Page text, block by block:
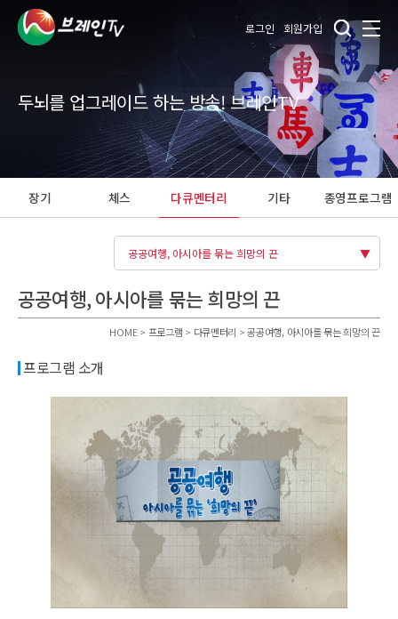
로그인 회원가입
두뇌를 업그레이드 하는 방송! 브레인TV
장기 체스 다큐멘터리
공공여행, 아시아를 묶는 희망의 끈
기타 종영프로그램
공공여행, 아시아를 묶는 희망의 끈
HOME > 프로그램 > 다큐멘터리 > 공공여행, 아시아를 묶는 희망의 끈
프로그램 소개